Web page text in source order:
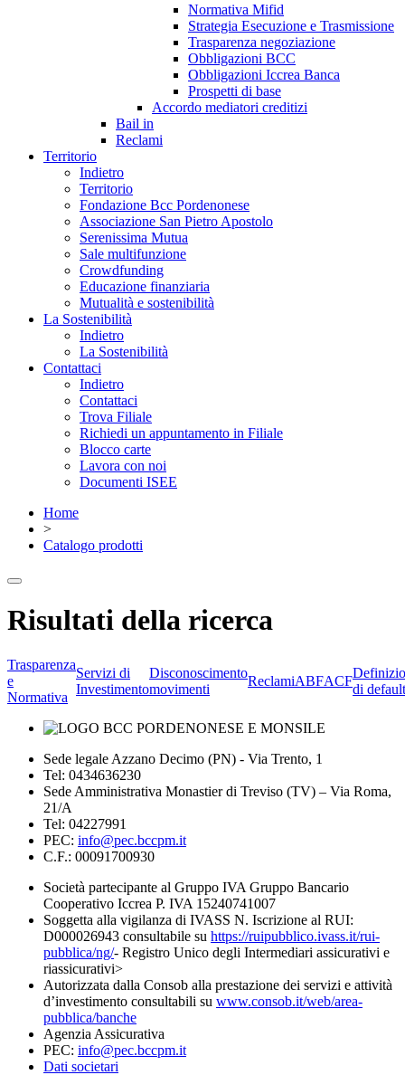
Normativa Mifid
Strategia Esecuzione e Trasmissione
Trasparenza negoziazione
Obbligazioni BCC
Obbligazioni Iccrea Banca
Prospetti di base
Accordo mediatori creditizi
Bail in
Reclami
Territorio
Indietro
Territorio
Fondazione Bcc Pordenonese
Associazione San Pietro Apostolo
Serenissima Mutua
Sale multifunzione
Crowdfunding
Educazione finanziaria
Mutualità e sostenibilità
La Sostenibilità
Indietro
La Sostenibilità
Contattaci
Indietro
Contattaci
Trova Filiale
Richiedi un appuntamento in Filiale
Blocco carte
Lavora con noi
Documenti ISEE
Home
>
Catalogo prodotti
Risultati della ricerca
Trasparenza
e
Normativa
Servizi di
Investimento
Disconoscimento
movimenti
ReclamiABFACF
di default
Sede legale Azzano Decimo (PN) - Via Trento, 1
Tel: 0434636230
Sede Amministrativa Monastier di Treviso (TV) – Via Roma,
21/A
Tel: 04227991
PEC: info@pec.bccpm.it
C.F.: 00091700930
Società partecipante al Gruppo IVA Gruppo Bancario
Cooperativo Iccrea P. IVA 15240741007
Soggetta alla vigilanza di IVASS N. Iscrizione al RUI:
D000026943 consultabile su https://ruipubblico.ivass.it/rui-
pubblica/ng/- Registro Unico degli Intermediari assicurativi e
riassicurativi>
Autorizzata dalla Consob alla prestazione dei servizi e attività
d’investimento consultabili su www.consob.it/web/area-
pubblica/banche
Agenzia Assicurativa
PEC: info@pec.bccpm.it
Dati societari